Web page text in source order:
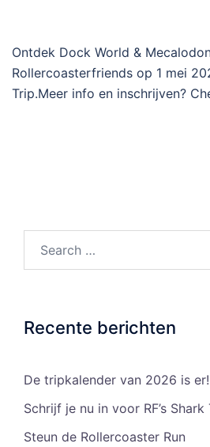
Ontdek Dock World &
Rollercoasterfriends op 1 mei
Trip.Meer info en inschrijven?
Recente berichten
De tripkalender van 2026 is er!
Schrijf je nu in voor RF’s Shark
Steun de Rollercoaster Run